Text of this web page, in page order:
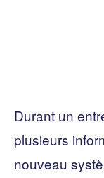
Durant un
plusieurs
nouveau